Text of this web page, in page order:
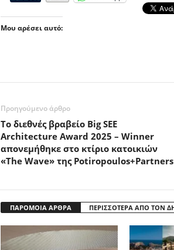
Μου αρέσει αυτό:
Προηγούμενο άρθρο
Το διεθνές βραβείο Big SEE
Architecture Award 2025 – Winner
απονεμήθηκε στο κτίριο κατοικιών
«The Wave» της Potiropoulos+Partners
ΠΑΡΟΜΟΙΑ ΑΡΘΡΑ ΠΕΡΙΣΣΟΤΕΡΑ ΑΠΟ ΤΟΝ